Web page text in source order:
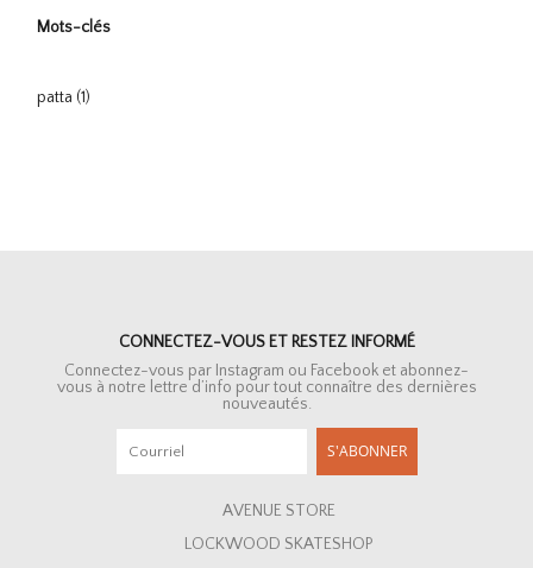
Mots-clés
patta (1)
CONNECTEZ-VOUS ET RESTEZ INFORMÉ
Connectez-vous par Instagram ou Facebook et abonnez-
vous à notre lettre d’info pour tout connaître des dernières
nouveautés.
S'ABONNER
AVENUE STORE
LOCKWOOD SKATESHOP